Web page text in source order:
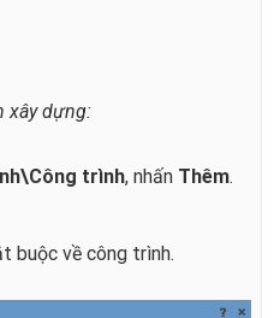
xây dựng:
trình, nhấn Thêm.
buộc về công trình.